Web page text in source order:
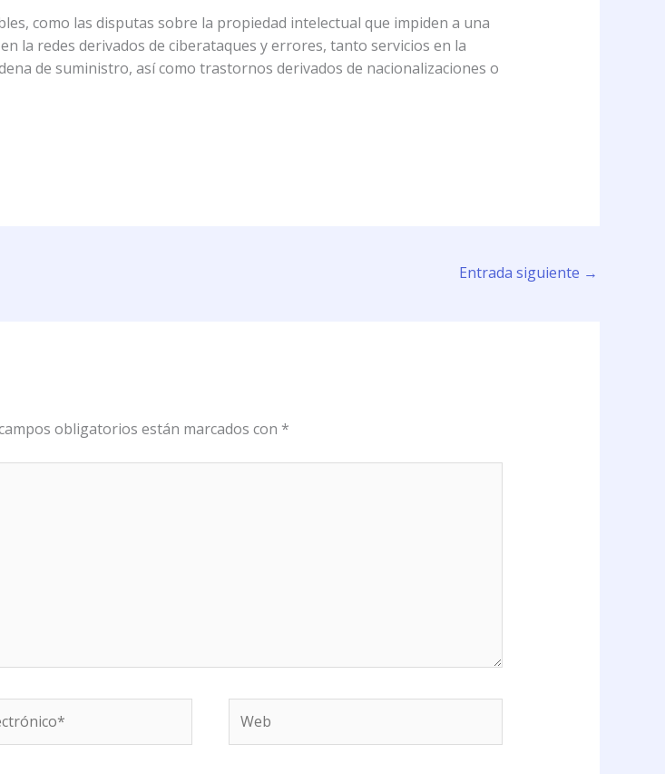
como las disputas sobre la propiedad intelectual que impiden a una
la redes derivados de ciberataques y errores, tanto servicios en la
de suministro, así como trastornos derivados de nacionalizaciones o
Entrada siguiente →
obligatorios están marcados con *